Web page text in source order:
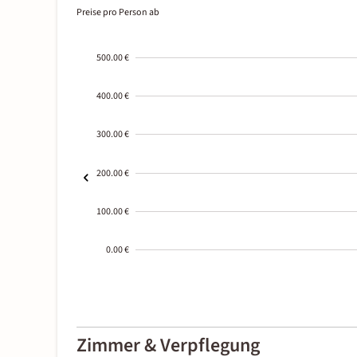
Preise pro Person ab
500.00 €
400.00 €
300.00 €
200.00 €
100.00 €
0.00 €
01-02
Zimmer & Verpflegung